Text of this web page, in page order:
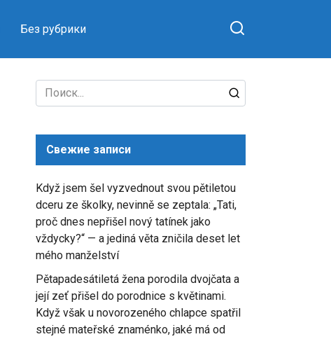
Без рубрики
Search
for:
Свежие записи
Když jsem šel vyzvednout svou pětiletou
dceru ze školky, nevinně se zeptala: „Tati,
proč dnes nepřišel nový tatínek jako
vždycky?“ — a jediná věta zničila deset let
mého manželství
Pětapadesátiletá žena porodila dvojčata a
její zeť přišel do porodnice s květinami.
Když však u novorozeného chlapce spatřil
stejné mateřské znaménko, jaké má od